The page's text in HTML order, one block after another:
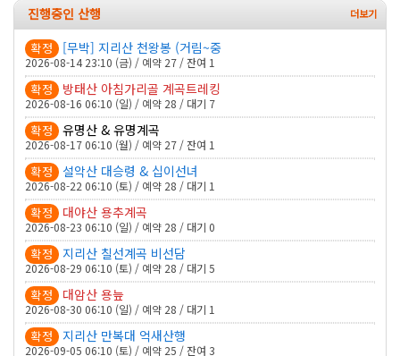
진행중인 산행
확정 [무박] 지리산 천왕봉 (거림~중
2026-08-14 23:10 (금) / 예약 27 / 잔여 1
확정 방태산 아침가리골 계곡트레킹
2026-08-16 06:10 (일) / 예약 28 / 대기 7
확정 유명산 & 유명계곡
2026-08-17 06:10 (월) / 예약 27 / 잔여 1
확정 설악산 대승령 & 십이선녀
2026-08-22 06:10 (토) / 예약 28 / 대기 1
확정 대야산 용추계곡
2026-08-23 06:10 (일) / 예약 28 / 대기 0
확정 지리산 칠선계곡 비선담
2026-08-29 06:10 (토) / 예약 28 / 대기 5
확정 대암산 용늪
2026-08-30 06:10 (일) / 예약 28 / 대기 1
확정 지리산 만복대 억새산행
2026-09-05 06:10 (토) / 예약 25 / 잔여 3